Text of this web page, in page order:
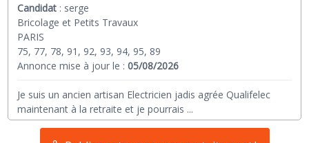
Candidat : serge
Bricolage et Petits Travaux
PARIS
75, 77, 78, 91, 92, 93, 94, 95, 89
Annonce mise à jour le :05/08/2026
Je suis un ancien artisan Electricien jadis agrée Qualifelec
maintenant à la retraite et je pourrais ...